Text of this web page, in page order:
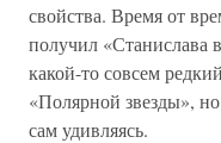
свойства. Время от
получил «Станислава
какой-то совсем
«Полярной звезды»,
сам удивляясь.